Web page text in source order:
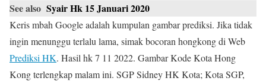
See also Syair Hk 15 Januari 2020
Keris mbah Google adalah kumpulan gambar prediksi. Jika tidak
ingin menunggu terlalu lama, simak bocoran hongkong di Web
Prediksi HK. Hasil hk 7 11 2022. Gambar Kode Kota Hong
Kong terlengkap malam ini. SGP Sidney HK Kota; Kota SGP,